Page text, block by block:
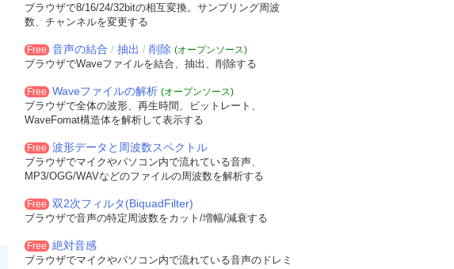
ブラウザで8/16/24/32bitの相互変換。サンプリング周波
数、チャンネルを変更する
Free 音声の結合 / 抽出 / 削除 (オープンソース)
ブラウザでWaveファイルを結合、抽出、削除する
Free Waveファイルの解析 (オープンソース)
ブラウザで全体の波形、再生時間、ビットレート、
WaveFomat構造体を解析して表示する
Free 波形データと周波数スペクトル
ブラウザでマイクやパソコン内で流れている音声、
MP3/OGG/WAVなどのファイルの周波数を解析する
Free 双2次フィルタ(BiquadFilter)
ブラウザで音声の特定周波数をカット/増幅/減衰する
Free 絶対音感
ブラウザでマイクやパソコン内で流れている音声のドレミ